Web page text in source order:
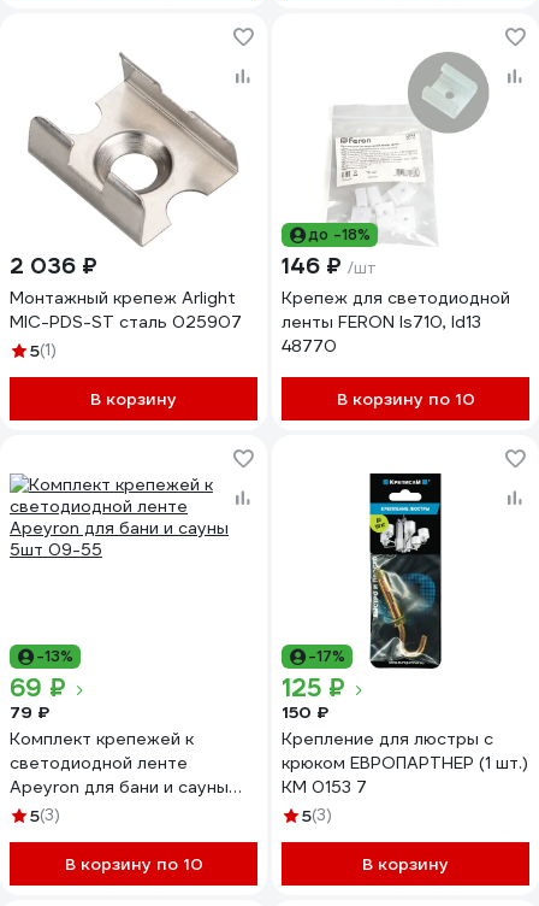
2 036 ₽
Монтажный крепеж Arlight
MIC-PDS-ST сталь 025907
5(1)
В корзину
до -18%
146 ₽ /шт
Крепеж для светодиодной
ленты FERON ls710, ld13
48770
В корзину по 10
-13%
69 ₽
79 ₽
Комплект крепежей к
светодиодной ленте
Apeyron для бани и сауны
5шт 09-55
5(3)
В корзину по 10
-17%
125 ₽
150 ₽
Крепление для люстры с
крюком ЕВРОПАРТНЕР (1 шт.)
KM 0153 7
5(3)
В корзину